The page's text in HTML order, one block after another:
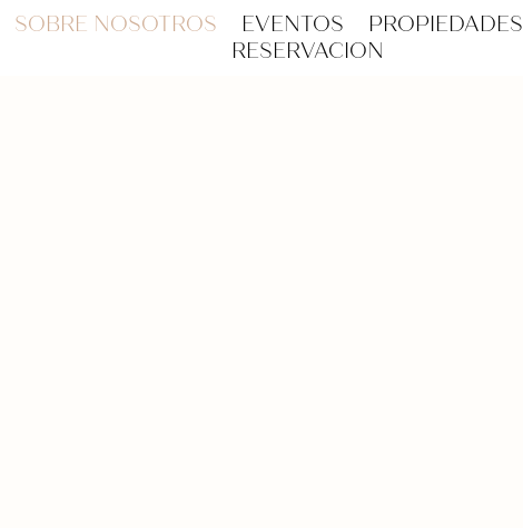
SOBRE NOSOTROS EVENTOS PROPIEDADES
RESERVACION